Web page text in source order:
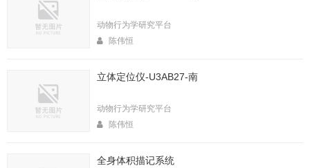
动物行为学研究平台
陈伟恒
立体定位仪-U3AB27-南
动物行为学研究平台
陈伟恒
全身体积描记系统